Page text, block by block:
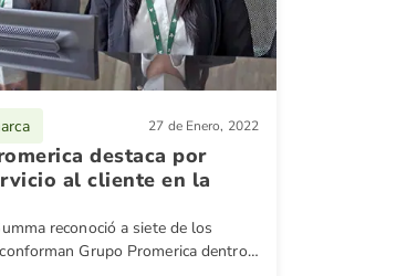
27 de Enero, 2022
destaca por
al cliente en la
reconoció a siete de los
Grupo Promerica dentro